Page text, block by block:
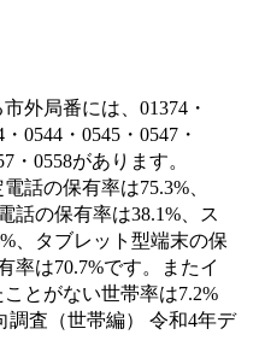
外局番には、01374・
0544・0545・0547・
・0558があります。
話の保有率は75.3%、
話の保有率は38.1%、ス
、タブレット型端末の保
率は70.7%です。またイ
とがない世帯率は7.2%
調査（世帯編） 令和4年デ